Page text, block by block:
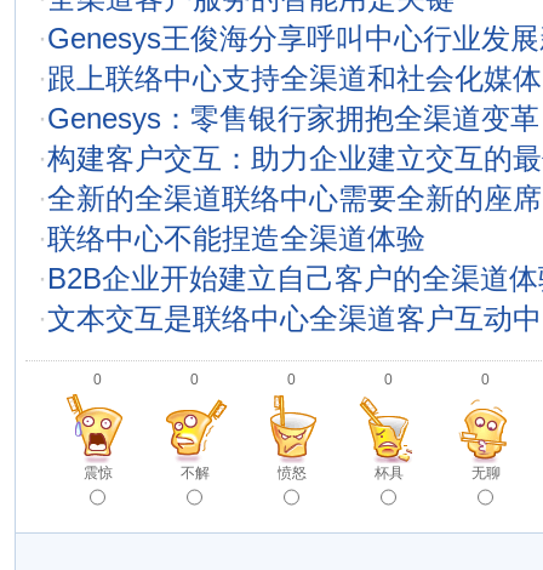
·Genesys王俊海分享呼叫中心行业发
·跟上联络中心支持全渠道和社会化媒
·Genesys：零售银行家拥抱全渠道变革
·构建客户交互：助力企业建立交互的
·全新的全渠道联络中心需要全新的座席
·联络中心不能捏造全渠道体验
·B2B企业开始建立自己客户的全渠道
·文本交互是联络中心全渠道客户互动
0
震惊
0
不解
0
愤怒
0
杯具
0
无聊